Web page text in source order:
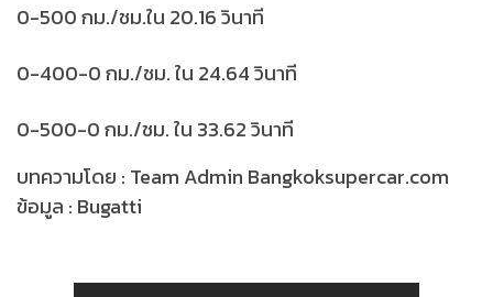
0-500 กม./ชม.ใน 20.16 วินาที
0-400-0 กม./ชม. ใน 24.64 วินาที
0-500-0 กม./ชม. ใน 33.62 วินาที
บทความโดย : Team Admin Bangkoksupercar.com
ข้อมูล : Bugatti